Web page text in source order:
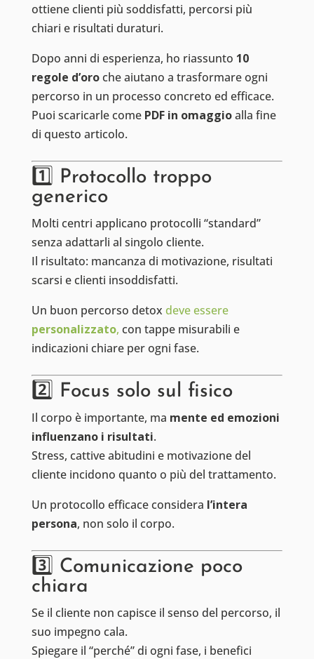
ottiene clienti più soddisfatti, percorsi più
chiari e risultati duraturi.
Dopo anni di esperienza, ho riassunto 10
regole d’oroche aiutano a trasformare ogni
percorso in un processo concreto ed efficace.
Puoi scaricarle come PDF in omaggioalla fine
di questo articolo.
1️⃣ Protocollo troppo
generico
Molti centri applicano protocolli “standard”
senza adattarli al singolo cliente.
Il risultato: mancanza di motivazione, risultati
scarsi e clienti insoddisfatti.
Un buon percorso detox deve essere
personalizzato, con tappe misurabili e
indicazioni chiare per ogni fase.
2️⃣ Focus solo sul fisico
Il corpo è importante, ma mente ed emozioni
influenzano i risultati.
Stress, cattive abitudini e motivazione del
cliente incidono quanto o più del trattamento.
Un protocollo efficace considera l’intera
persona, non solo il corpo.
3️⃣ Comunicazione poco
chiara
Se il cliente non capisce il senso del percorso, il
suo impegno cala.
Spiegare il “perché” di ogni fase, i benefici